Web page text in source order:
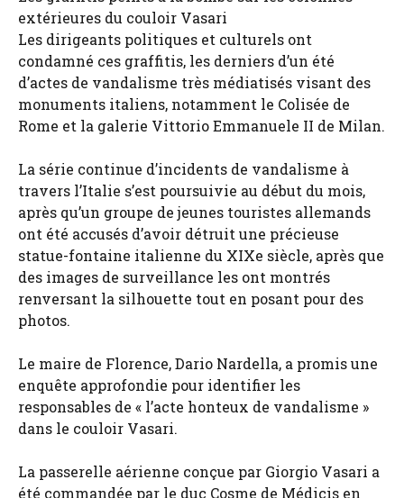
extérieures du couloir Vasari
Les dirigeants politiques et culturels ont
condamné ces graffitis, les derniers d’un été
d’actes de vandalisme très médiatisés visant des
monuments italiens, notamment le Colisée de
Rome et la galerie Vittorio Emmanuele II de Milan.
La série continue d’incidents de vandalisme à
travers l’Italie s’est poursuivie au début du mois,
après qu’un groupe de jeunes touristes allemands
ont été accusés d’avoir détruit une précieuse
statue-fontaine italienne du XIXe siècle, après que
des images de surveillance les ont montrés
renversant la silhouette tout en posant pour des
photos.
Le maire de Florence, Dario Nardella, a promis une
enquête approfondie pour identifier les
responsables de « l’acte honteux de vandalisme »
dans le couloir Vasari.
La passerelle aérienne conçue par Giorgio Vasari a
été commandée par le duc Cosme de Médicis en